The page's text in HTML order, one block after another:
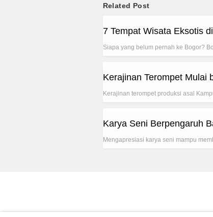
Related Post
7 Tempat Wisata Eksotis
Siapa yang belum pernah ke Bogor?
Kerajinan Terompet Mulai
Kerajinan terompet produksi asal
Karya Seni Berpengaruh
Mengapresiasi karya seni mampu